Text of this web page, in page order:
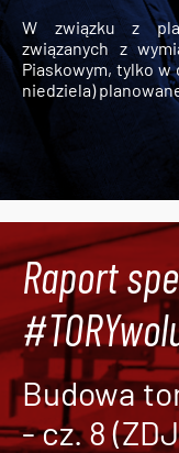
W związku z
związanych z
Piaskowym, tylko
niedziela)
Raport
Budowa
- cz. 8